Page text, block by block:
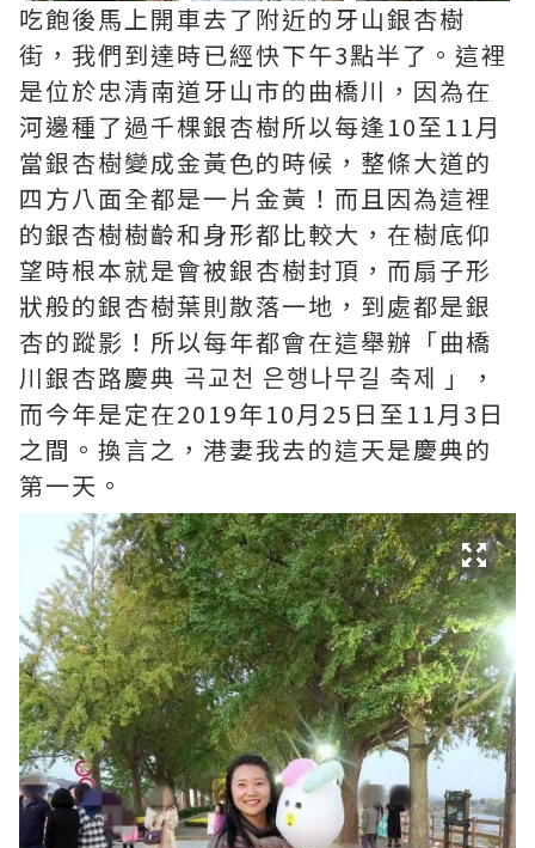
吃飽後馬上開車去了附近的牙山銀杏樹
街，我們到達時已經快下午3點半了。這裡
是位於忠清南道牙山市的曲橋川，因為在
河邊種了過千棵銀杏樹所以每逢10至11月
當銀杏樹變成金黃色的時候，整條大道的
四方八面全都是一片金黃！而且因為這裡
的銀杏樹樹齡和身形都比較大，在樹底仰
望時根本就是會被銀杏樹封頂，而扇子形
狀般的銀杏樹葉則散落一地，到處都是銀
杏的蹤影！所以每年都會在這舉辦「曲橋
川銀杏路慶典 곡교천 은행나무길 축제 」，
而今年是定在2019年10月25日至11月3日
之間。換言之，港妻我去的這天是慶典的
第一天。